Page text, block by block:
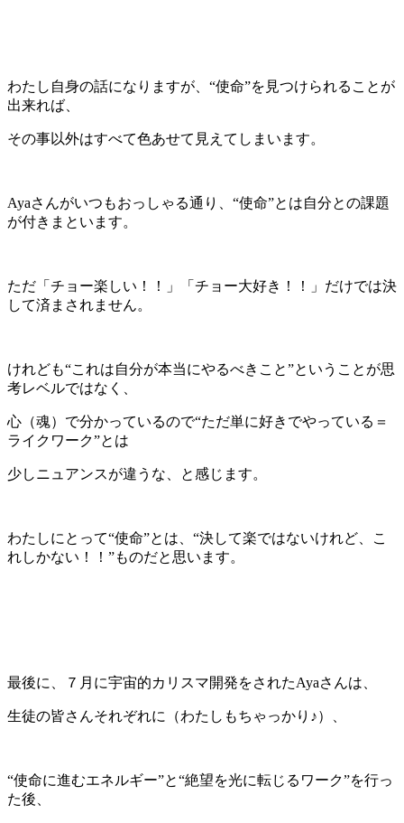
わたし自身の話になりますが、“使命”を見つけられることが
出来れば、
その事以外はすべて色あせて見えてしまいます。
Ayaさんがいつもおっしゃる通り、“使命”とは自分との課題
が付きまといます。
ただ「チョー楽しい！！」「チョー大好き！！」だけでは決
して済まされません。
けれども“これは自分が本当にやるべきこと”ということが思
考レベルではなく、
心（魂）で分かっているので“ただ単に好きでやっている＝
ライクワーク”とは
少しニュアンスが違うな、と感じます。
わたしにとって“使命”とは、“決して楽ではないけれど、こ
れしかない！！”ものだと思います。
最後に、７月に宇宙的カリスマ開発をされたAyaさんは、
生徒の皆さんそれぞれに（わたしもちゃっかり♪）、
“使命に進むエネルギー”と“絶望を光に転じるワーク”を行っ
た後、